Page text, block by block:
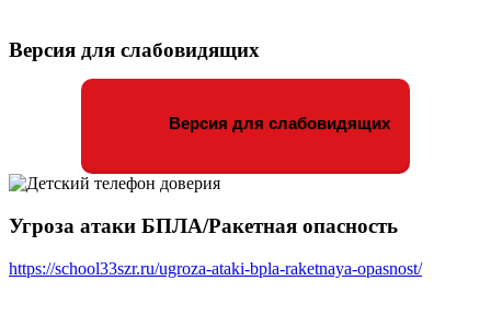
Версия для слабовидящих
Версия для слабовидящих
Угроза атаки БПЛА/Ракетная опасность
https://school33szr.ru/ugroza-ataki-bpla-raketnaya-opasnost/